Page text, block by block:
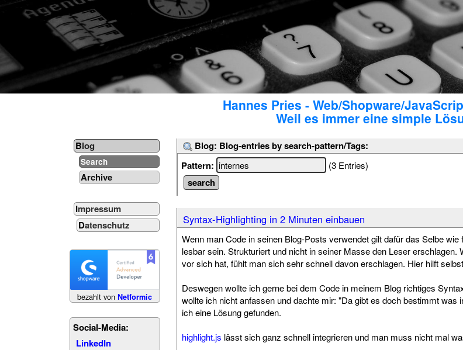
Hannes Pries - Web/Shopware/
Weil es immer eine simple
Blog
Search
Archive
Impressum
Datenschutz
bezahlt vonNetformic
Social-Media:
LinkedIn
Blog: Blog-entries by search-pattern/Tags:
Pattern:
(3 Entries)
Syntax-Highlighting in 2 Minuten einbauen
Wenn man Code in seinen Blog-Posts verwendet gilt dafür das Selbe
lesbar sein. Strukturiert und nicht in seiner Masse den Leser erschlagen.
vor sich hat, fühlt man sich sehr schnell davon erschlagen. Hier hilft
Deswegen wollte ich gerne bei dem Code in meinem Blog richtiges
wollte ich nicht anfassen und dachte mir: "Da gibt es doch bestimmt was
ich eine Lösung gefunden.
highlight.js lässt sich ganz schnell integrieren und man muss nicht mal